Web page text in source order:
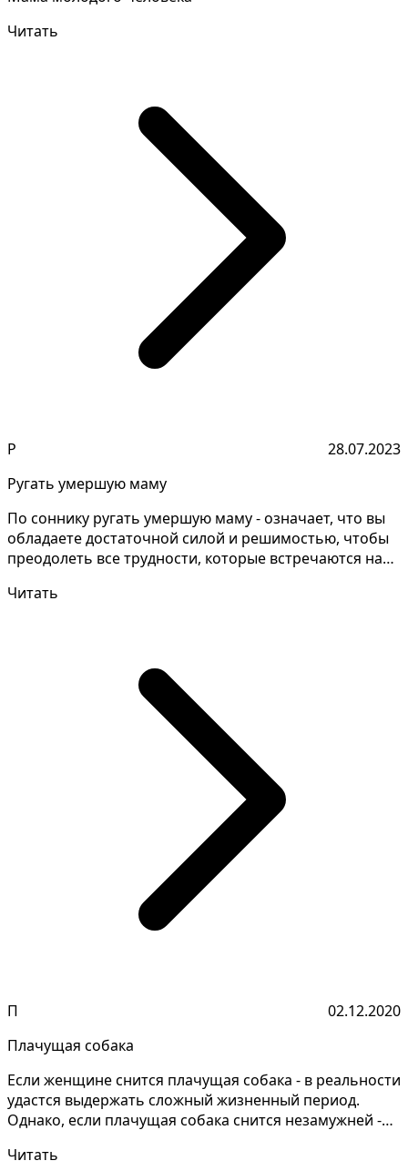
Читать
Р
28.07.2023
Ругать умершую маму
По соннику ругать умершую маму - означает, что вы
обладаете достаточной силой и решимостью, чтобы
преодолеть все трудности, которые встречаются на
Читать
П
02.12.2020
Плачущая собака
Если женщине снится плачущая собака - в реальности
удастся выдержать сложный жизненный период.
Однако, если плачущая собака снится незамужней -
Читать